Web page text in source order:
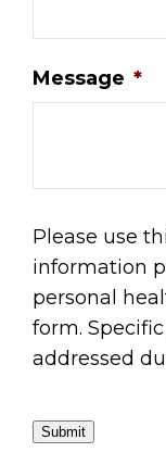
Message *
Please use
information
personal
form.
addressed
Submit